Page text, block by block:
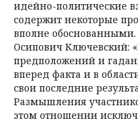
идейно-политические
содержит некоторые
вполне
Осипович Ключевский:
предположений и
вперед факта и в
свои последние
Размышления
этом отношении